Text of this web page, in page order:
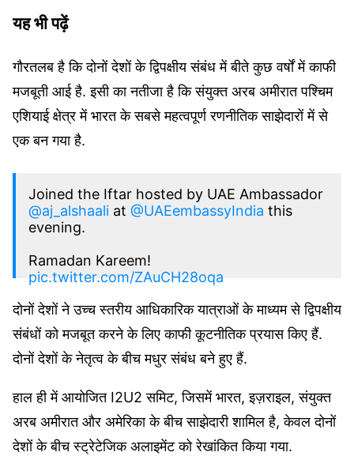
यह भी पढ़ें
गौरतलब है कि दोनों देशों के द्विपक्षीय संबंध में बीते कुछ वर्षों में काफी
मजबूती आई है. इसी का नतीजा है कि संयुक्त अरब अमीरात पश्चिम
एशियाई क्षेत्र में भारत के सबसे महत्वपूर्ण रणनीतिक साझेदारों में से
एक बन गया है.
Joined the Iftar hosted by UAE Ambassador
@aj_alshaali at @UAEembassyIndia this
evening.
Ramadan Kareem!
pic.twitter.com/ZAuCH28oqa
— Dr. S. Jaishankar (@DrSJaishankar) April
8, 2023
दोनों देशों ने उच्च स्तरीय आधिकारिक यात्राओं के माध्यम से द्विपक्षीय
संबंधों को मजबूत करने के लिए काफी कूटनीतिक प्रयास किए हैं.
दोनों देशों के नेतृत्व के बीच मधुर संबंध बने हुए हैं.
हाल ही में आयोजित I2U2 समिट, जिसमें भारत, इज़राइल, संयुक्त
अरब अमीरात और अमेरिका के बीच साझेदारी शामिल है, केवल दोनों
देशों के बीच स्ट्रेटेजिक अलाइमेंट को रेखांकित किया गया.